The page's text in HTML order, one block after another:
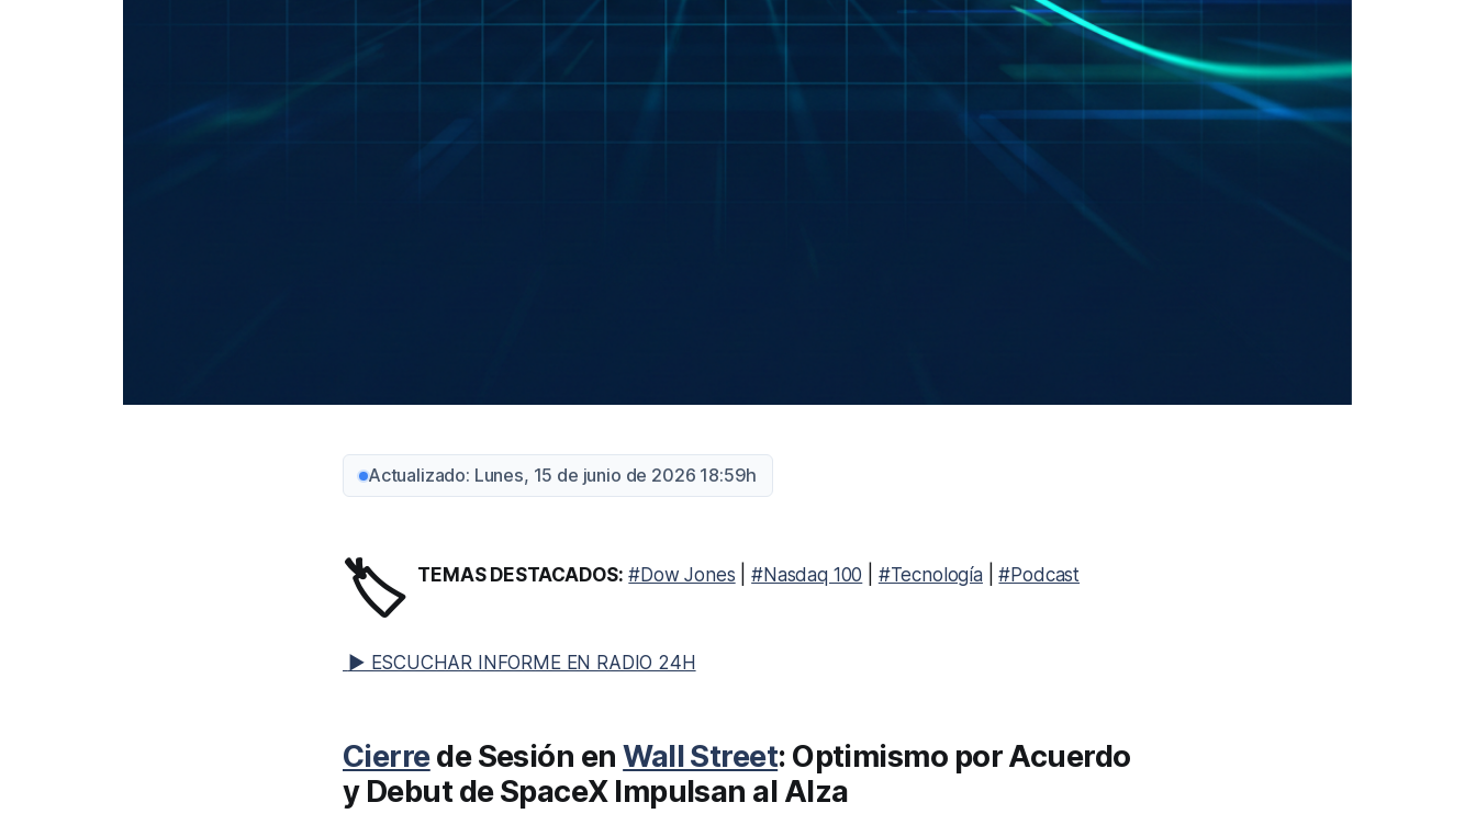
Actualizado: Lunes, 15 de junio de 2026 18:59h
🏷️ TEMAS DESTACADOS: #Dow Jones |#Nasdaq 100 #Tecnología|#Podcast
▶ ESCUCHAR INFORME EN RADIO 24H
Cierrede Sesión enWall Street: Optimismo por Acuerdo
y Debut de SpaceX Impulsan al Alza